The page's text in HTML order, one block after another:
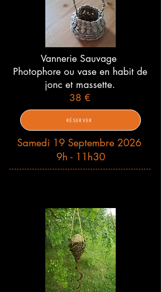
Vannerie Sauvage
Photophore ou vase en habit de
jonc et massette.
38 €
RÉSERVER
Samedi 19 Septembre 2026
9h - 11h30